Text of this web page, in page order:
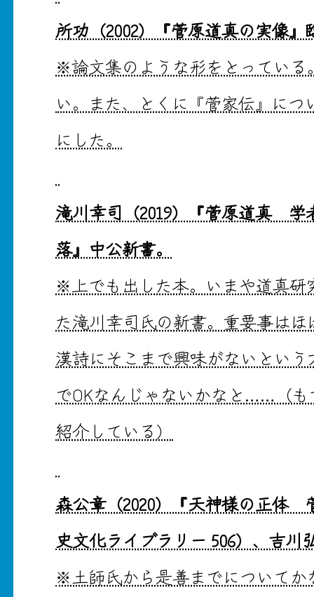
所功（2002）『菅原道真の実像』
※論文集のような形をとっている
い。また、とくに『菅家伝』に
にした。
滝川幸司（2019）『菅原道真 学
落』中公新書。
※上でも出した本。いまや道真研
た滝川幸司氏の新書。重要事は
漢詩にそこまで興味がないとい
でOKなんじゃないかなと……（
紹介している）
森公章（2020）『天神様の正体
史文化ライブラリー 506）、吉川
※土師氏から是善までについてか